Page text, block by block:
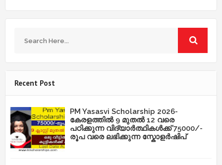
Recent Post
PM Yasasvi Scholarship 2026-
കേരളത്തിൽ 9 മുതൽ 12 വരെ
പഠിക്കുന്ന വിദ്യാർത്ഥികൾക്ക് 75000/-
രൂപ വരെ ലഭിക്കുന്ന സ്കോളർഷിപ്